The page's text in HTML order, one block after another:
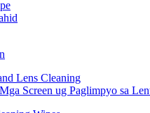
Screen ug Paglimpyo sa